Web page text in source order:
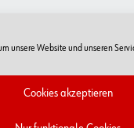
unsere Website und unseren
Cookies akzeptieren